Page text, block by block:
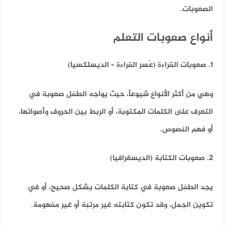
الصعوبات.
أنواع صعوبات التعلم
1. صعوبات القراءة (عُسر القراءة – الديسلكسيا)
وهي من أكثر الأنواع شيوعاً، حيث يواجه الطفل صعوبة في
التعرف على الكلمات المكتوبة، أو الربط بين الحروف وأصواتها،
أو فهم النصوص.
2. صعوبات الكتابة (الديسغرافيا)
يجد الطفل صعوبة في كتابة الكلمات بشكل صحيح، أو في
تكوين الجمل، وقد تكون كتابته غير مرتبة أو غير مفهومة.